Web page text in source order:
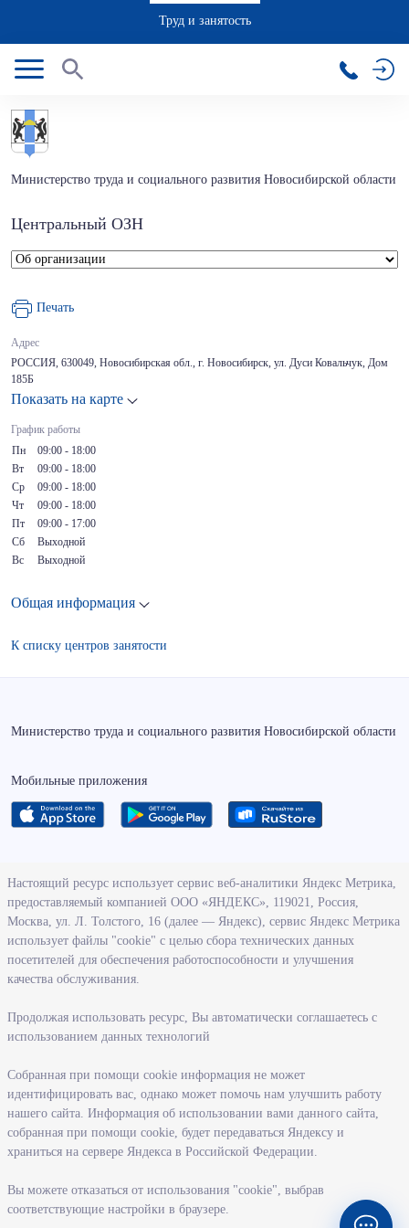
Труд и занятость
Министерство труда и социального развития Новосибирской области
Центральный ОЗН
Печать
Адрес
РОССИЯ, 630049, Новосибирская обл., г. Новосибирск, ул. Дуси Ковальчук, Дом
185Б
Показать на карте
График работы
Пн
09:00 - 18:00
Вт
09:00 - 18:00
Ср
09:00 - 18:00
Чт
09:00 - 18:00
Пт
09:00 - 17:00
Сб
Выходной
Вс
Выходной
Общая информация
К списку центров занятости
Министерство труда и социального развития Новосибирской области
Мобильные приложения
О ведомстве
Деятельность министерства труда и социального развития
Новосибирской области
Контрольно-надзорная деятельность министерства
Государственные программы, реализуемые министерством
Службы и учреждения, подведомственные министерству
Поступление на государственную гражданскую службу
Информация
Регистрация в целях поиска работы
Меры государственной поддержки в сфере занятости населения
Состояние рынка труда
Настоящий ресурс использует сервис веб-аналитики Яндекс Метрика,
предоставляемый компанией ООО «ЯНДЕКС», 119021, Россия,
Москва, ул. Л. Толстого, 16 (далее — Яндекс), сервис Яндекс Метрика
использует файлы "cookie" с целью сбора технических данных
посетителей для обеспечения работоспособности и улучшения
качества обслуживания.
Продолжая использовать ресурс, Вы автоматически соглашаетесь с
использованием данных технологий
Собранная при помощи cookie информация не может
идентифицировать вас, однако может помочь нам улучшить работу
нашего сайта. Информация об использовании вами данного сайта,
собранная при помощи cookie, будет передаваться Яндексу и
храниться на сервере Яндекса в Российской Федерации.
Вы можете отказаться от использования "cookie", выбрав
соответствующие настройки в браузере.